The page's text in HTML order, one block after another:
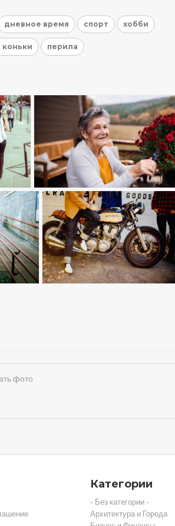
дневное время спорт хобби
перила
фото
Категории
- Без категории -
Архитектура и Города